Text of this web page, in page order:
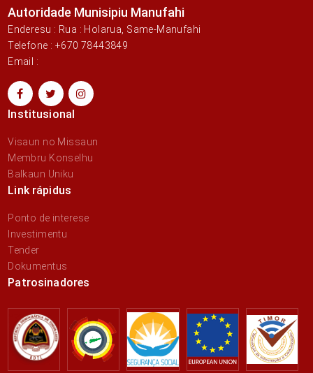
Autoridade Munisipiu Manufahi
Enderesu : Rua : Holarua, Same-Manufahi
Telefone : +670 78443849
Email :
Institusional
Visaun no Missaun
Membru Konselhu
Balkaun Uniku
Link rápidus
Ponto de interese
Investimentu
Tender
Dokumentus
Patrosinadores